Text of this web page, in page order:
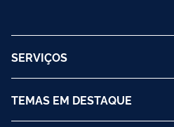
SERVIÇOS
TEMAS EM DESTAQUE